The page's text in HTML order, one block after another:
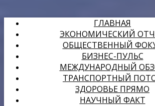
ГЛАВНАЯ
ЭКОНОМИЧЕСКИЙ
ОБЩЕСТВЕННЫЙ
БИЗНЕС-ПУЛЬС
МЕЖДУНАРОДНЫЙ
ТРАНСПОРТНЫЙ
ЗДОРОВЬЕ ПРЯМО
НАУЧНЫЙ ФАКТ